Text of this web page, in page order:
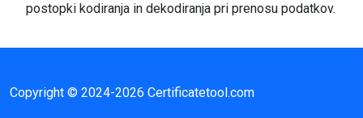
postopki kodiranja in dekodiranja pri prenosu podatkov.
Copyright © 2024-2026 Certificatetool.com